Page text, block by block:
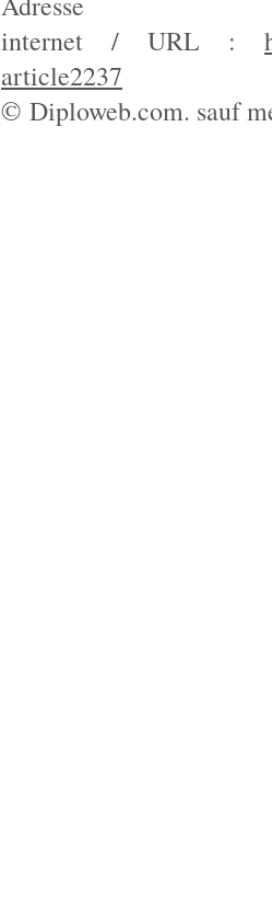
internet / URL :
article2237
© Diploweb.com. sauf